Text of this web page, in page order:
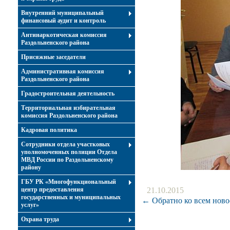
Внутренний муниципальный
финансовый аудит и контроль
Антинаркотическая комиссия
Раздольненского района
Присяжные заседатели
Административная комиссия
Раздольненского района
Градостроительная деятельность
Территориальная избирательная
комиссия Раздольненского района
Кадровая политика
Сотрудники отдела участковых
уполномоченных полиции Отдела
МВД России по Раздольненскому
району
ГБУ РК «Многофункциональный
центр предоставления
государственных и муниципальных
услуг»
Охрана труда
21.10.2015
← Обратно ко всем